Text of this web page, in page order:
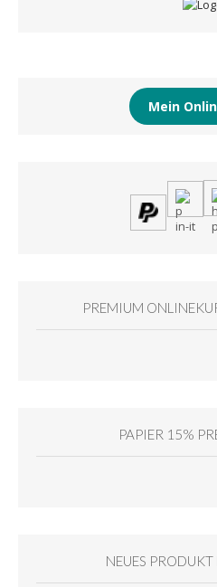
Mein
PREMIUM
PAPIER 15%
NEUES